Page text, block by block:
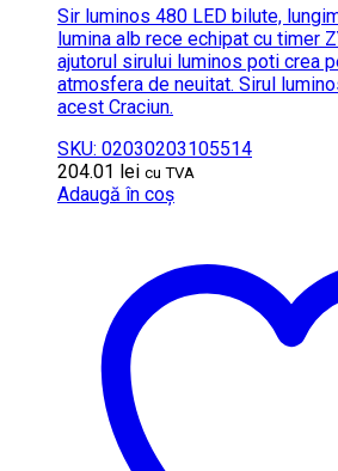
Sir luminos 480 LED bilute,
lumina alb rece echipat cu timer
ajutorul sirului luminos poti crea
atmosfera de neuitat. Sirul
acest Craciun.
SKU: 02030203105514
204.01 lei cu TVA
Adaugă în coș